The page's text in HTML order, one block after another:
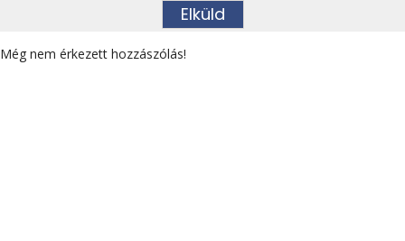
Még nem érkezett hozzászólás!